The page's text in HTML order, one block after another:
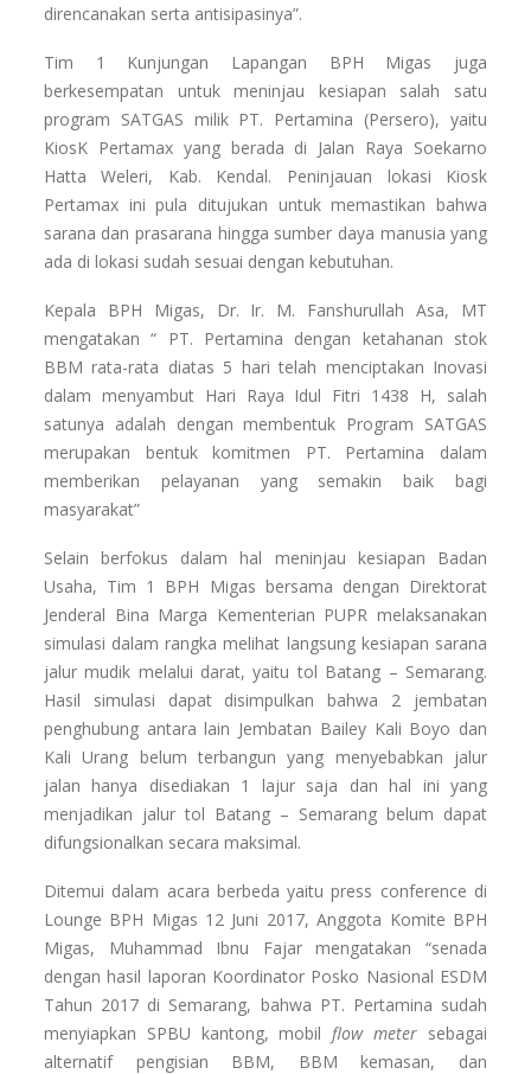
direncanakan serta antisipasinya”.
Tim 1 Kunjungan Lapangan BPH Migas juga
berkesempatan untuk meninjau kesiapan salah satu
program SATGAS milik PT. Pertamina (Persero), yaitu
KiosK Pertamax yang berada di Jalan Raya Soekarno
Hatta Weleri, Kab. Kendal. Peninjauan lokasi Kiosk
Pertamax ini pula ditujukan untuk memastikan bahwa
sarana dan prasarana hingga sumber daya manusia yang
ada di lokasi sudah sesuai dengan kebutuhan.
Kepala BPH Migas, Dr. Ir. M. Fanshurullah Asa, MT
mengatakan “ PT. Pertamina dengan ketahanan stok
BBM rata-rata diatas 5 hari telah menciptakan Inovasi
dalam menyambut Hari Raya Idul Fitri 1438 H, salah
satunya adalah dengan membentuk Program SATGAS
merupakan bentuk komitmen PT. Pertamina dalam
memberikan pelayanan yang semakin baik bagi
masyarakat”
Selain berfokus dalam hal meninjau kesiapan Badan
Usaha, Tim 1 BPH Migas bersama dengan Direktorat
Jenderal Bina Marga Kementerian PUPR melaksanakan
simulasi dalam rangka melihat langsung kesiapan sarana
jalur mudik melalui darat, yaitu tol Batang – Semarang.
Hasil simulasi dapat disimpulkan bahwa 2 jembatan
penghubung antara lain Jembatan Bailey Kali Boyo dan
Kali Urang belum terbangun yang menyebabkan jalur
jalan hanya disediakan 1 lajur saja dan hal ini yang
menjadikan jalur tol Batang – Semarang belum dapat
difungsionalkan secara maksimal.
Ditemui dalam acara berbeda yaitu press conference di
Lounge BPH Migas 12 Juni 2017, Anggota Komite BPH
Migas, Muhammad Ibnu Fajar mengatakan “senada
dengan hasil laporan Koordinator Posko Nasional ESDM
Tahun 2017 di Semarang, bahwa PT. Pertamina sudah
menyiapkan SPBU kantong, mobil flow meter sebagai
alternatif pengisian BBM, BBM kemasan, dan